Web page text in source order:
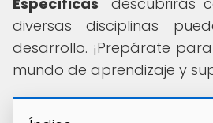
diversas disciplinas
desarrollo. ¡Prepárate
mundo de aprendizaje y